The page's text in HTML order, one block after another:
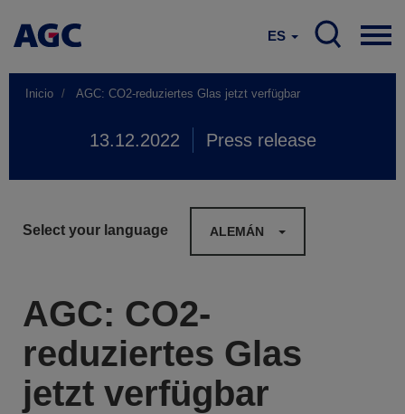
ES
Inicio AGC: CO2-reduziertes Glas jetzt verfügbar
13.12.2022 Press release
Select your language ALEMÁN
AGC: CO2-
reduziertes Glas
jetzt verfügbar